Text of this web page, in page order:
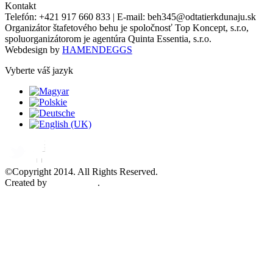
Kontakt
Telefón: +421 917 660 833 | E-mail: beh345@odtatierkdunaju.sk
Organizátor štafetového behu je spoločnosť Top Koncept, s.r.o,
spoluorganizátorom je agentúra Quinta Essentia, s.r.o.
Webdesign by HAMENDEGGS
Vyberte váš jazyk
©Copyright 2014. All Rights Reserved.
Created by
.